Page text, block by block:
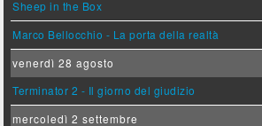
Sheep in the Box
Marco Bellocchio - La porta della realtà
venerdì 28 agosto
Terminator 2 - Il giorno del giudizio
mercoledì 2 settembre